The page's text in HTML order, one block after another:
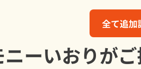
全て追加
ーいおりが